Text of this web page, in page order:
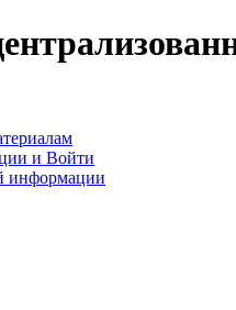
и Войти
информации